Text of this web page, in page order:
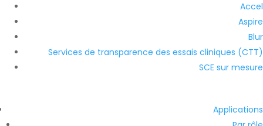
Accel
Aspire
Blur
Services de transparence des essais cliniques (CTT)
SCE sur mesure
Applications